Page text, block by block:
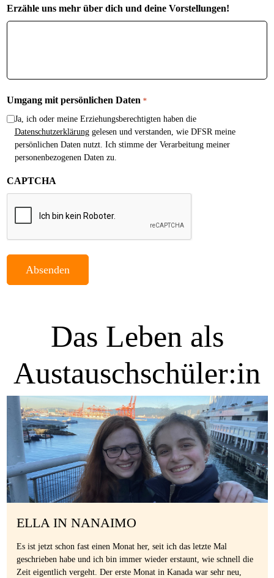
Erzähle uns mehr über dich und deine Vorstellungen!
Umgang mit persönlichen Daten *
Ja, ich oder meine Erziehungsberechtigten haben die
Datenschutzerklärunggelesen und verstanden, wie DFSR meine
persönlichen Daten nutzt. Ich stimme der Verarbeitung meiner
personenbezogenen Daten zu.
CAPTCHA
Das Leben als
Austauschschüler:in
ELLA IN NANAIMO
Es ist jetzt schon fast einen Monat her, seit ich das letzte Mal
geschrieben habe und ich bin immer wieder erstaunt, wie schnell die
Zeit eigentlich vergeht. Der erste Monat in Kanada war sehr neu,